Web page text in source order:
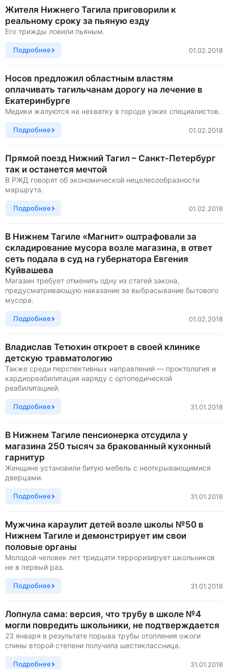
Жителя Нижнего Тагила приговорили к
реальному сроку за пьяную езду
Его трижды ловили пьяным.
Подробнее 01.02.2018
Носов предложил областным властям
оплачивать тагильчанам дорогу на лечение в
Екатеринбурге
Медики жалуются на нехватку в городе узких специалистов.
Подробнее 01.02.2018
Прямой поезд Нижний Тагил – Санкт-Петербург
так и останется мечтой
В РЖД говорят об экономической нецелесообразности
маршрута.
Подробнее 01.02.2018
В Нижнем Тагиле «Магнит» оштрафовали за
складирование мусора возле магазина, в ответ
сеть подала в суд на губернатора Евгения
Куйвашева
Магазин требует отменить одну из статей закона,
предусматривающую наказание за выбрасывание бытового
мусора.
Подробнее 01.02.2018
Владислав Тетюхин откроет в своей клинике
детскую травматологию
Также среди перспективных направлений — проктология и
кардиореабилитация наряду с ортопедической
реабилитацией.
Подробнее 31.01.2018
В Нижнем Тагиле пенсионерка отсудила у
магазина 250 тысяч за бракованный кухонный
гарнитур
Женщине установили битую мебель с неоткрывающимися
дверцами.
Подробнее 31.01.2018
Мужчина караулит детей возле школы №50 в
Нижнем Тагиле и демонстрирует им свои
половые органы
Молодой человек лет тридцати терроризирует школьников
не в первый раз.
Подробнее 31.01.2018
Лопнула сама: версия, что трубу в школе №4
могли повредить школьники, не подтверждается
23 января в результате порыва трубы отопления ожоги
спины второй степени получила шестиклассница.
Подробнее 31.01.2018